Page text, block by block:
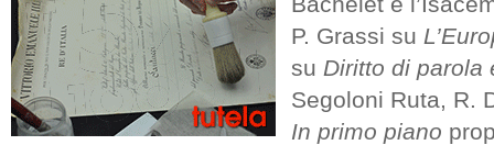
P. Grassi su
su Diritto di parola
Segoloni Ruta, R.
In primo piano